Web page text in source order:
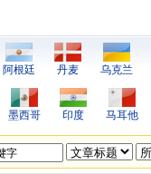
阿根廷 丹麦 乌克兰
墨西哥 印度 马耳他